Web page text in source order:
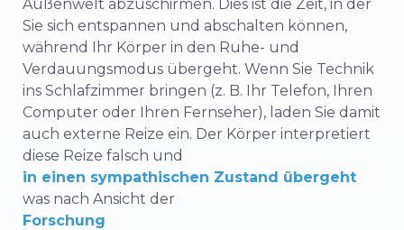
Außenwelt abzuschirmen. Dies ist die Zeit, in der
Sie sich entspannen und abschalten können,
während Ihr Körper in den Ruhe- und
Verdauungsmodus übergeht. Wenn Sie Technik
ins Schlafzimmer bringen (z. B. Ihr Telefon, Ihren
Computer oder Ihren Fernseher), laden Sie damit
auch externe Reize ein. Der Körper interpretiert
diese Reize falsch und
in einen sympathischen Zustand übergeht
was nach Ansicht der
Forschung